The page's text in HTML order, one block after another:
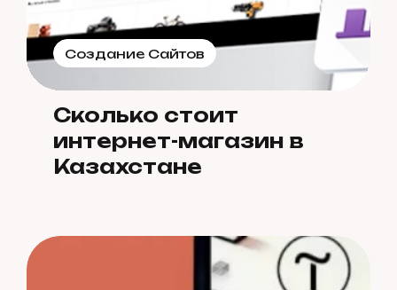
Создание Сайтов
Сколько стоит
интернет-магазин в
Казахстане